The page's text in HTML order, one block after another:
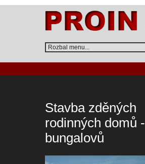
Stavba zděných
rodinných domů -
bungalovů